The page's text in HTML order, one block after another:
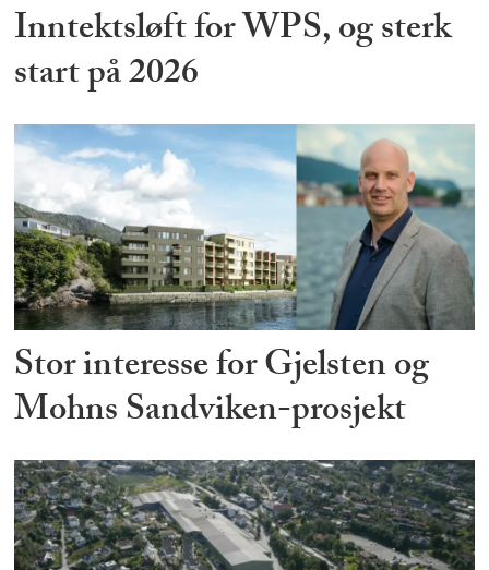
Inntektsløft for WPS, og sterk
start på 2026
Stor interesse for Gjelsten og
Mohns Sandviken-prosjekt